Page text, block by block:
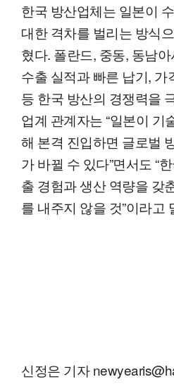
한국 방산업체는 일본이
대한 격차를 벌리는 방식
혔다. 폴란드, 중동, 동남
수출 실적과 빠른 납기, 가
등 한국 방산의 경쟁력을
업계 관계자는 “일본이 기
해 본격 진입하면 글로벌
가 바뀔 수 있다”면서도 “
출 경험과 생산 역량을 갖
를 내주지 않을 것”이라고
신정은 기자